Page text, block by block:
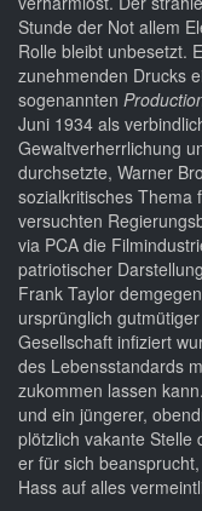
Stunde der Not allem
Rolle bleibt unbesetzt.
zunehmenden Drucks
sogenannten
Juni 1934 als
Gewaltverherrlichung
durchsetzte, Warner
sozialkritisches Thema
versuchten
via PCA die
patriotischer
Frank Taylor
ursprünglich
Gesellschaft infiziert
des Lebensstandards
zukommen lassen
und ein jüngerer,
plötzlich vakante Stelle
er für sich
Hass auf alles